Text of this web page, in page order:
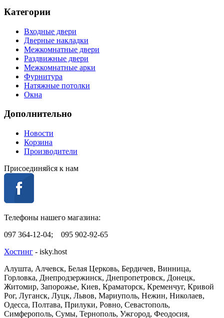
Категории
Входные двери
Дверные накладки
Межкомнатные двери
Раздвижные двери
Межкомнатные арки
Фурнитура
Натяжные потолки
Окна
Дополнительно
Новости
Корзина
Производители
Присоединяйся к нам
Телефоны нашего магазина:
097 364-12-04; 095 902-92-65
Хостинг - isky.host
Алушта, Алчевск, Белая Церковь, Бердичев, Винница,
Горловка, Днепродзержинск, Днепропетровск, Донецк,
Житомир, Запорожье, Киев, Краматорск, Кременчуг, Кривой
Рог, Луганск, Луцк, Львов, Мариуполь, Нежин, Николаев,
Одесса, Полтава, Прилуки, Ровно, Севастополь,
Симферополь, Сумы, Тернополь, Ужгород, Феодосия,